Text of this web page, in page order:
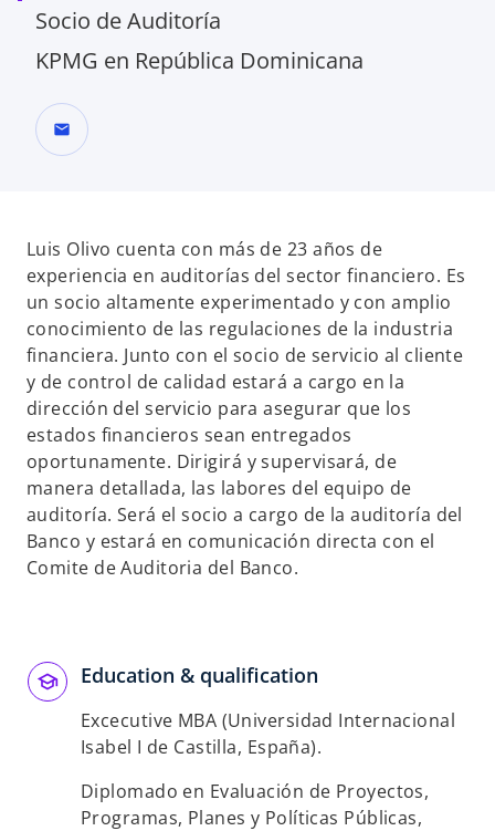
Socio de Auditoría
KPMG en República Dominicana
mail
Luis Olivo cuenta con más de 23 años de
experiencia en auditorías del sector financiero. Es
un socio altamente experimentado y con amplio
conocimiento de las regulaciones de la industria
financiera. Junto con el socio de servicio al cliente
y de control de calidad estará a cargo en la
dirección del servicio para asegurar que los
estados financieros sean entregados
oportunamente. Dirigirá y supervisará, de
manera detallada, las labores del equipo de
auditoría. Será el socio a cargo de la auditoría del
Banco y estará en comunicación directa con el
Comite de Auditoria del Banco.
Education & qualification
Excecutive MBA (Universidad Internacional
Isabel I de Castilla, España).
Diplomado en Evaluación de Proyectos,
Programas, Planes y Políticas Públicas,